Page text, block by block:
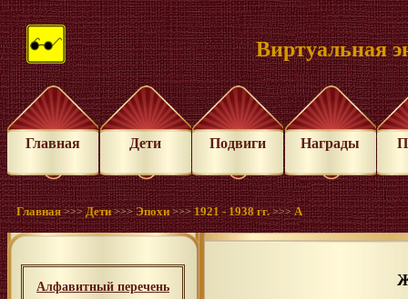
Виртуальная
Главная Дети Подвиги Награды
Главная >>>Дети >>>Эпохи >>>1921 - 1938 гг. >>>А
Алфавитный перечень